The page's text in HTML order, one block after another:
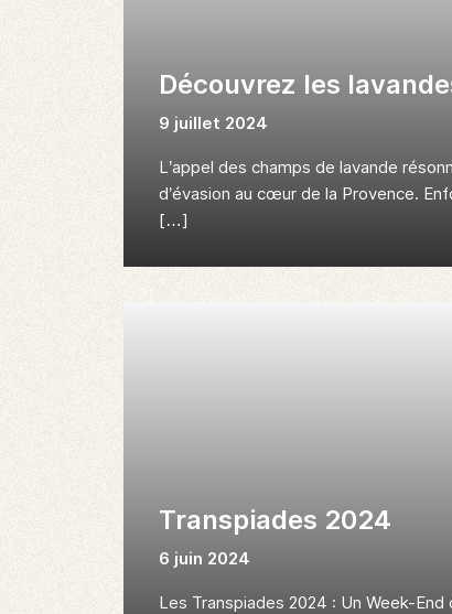
Découvrez les
9 juillet 2024
L’appel des champs de lavande
d’évasion au cœur de la Provence.
[…]
Transpiades 2024
6 juin 2024
Les Transpiades 2024 : Un Week-